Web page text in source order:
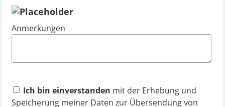
Anmerkungen
Ich bin einverstanden mit der Erhebung und
Speicherung meiner Daten zur Übersendung von